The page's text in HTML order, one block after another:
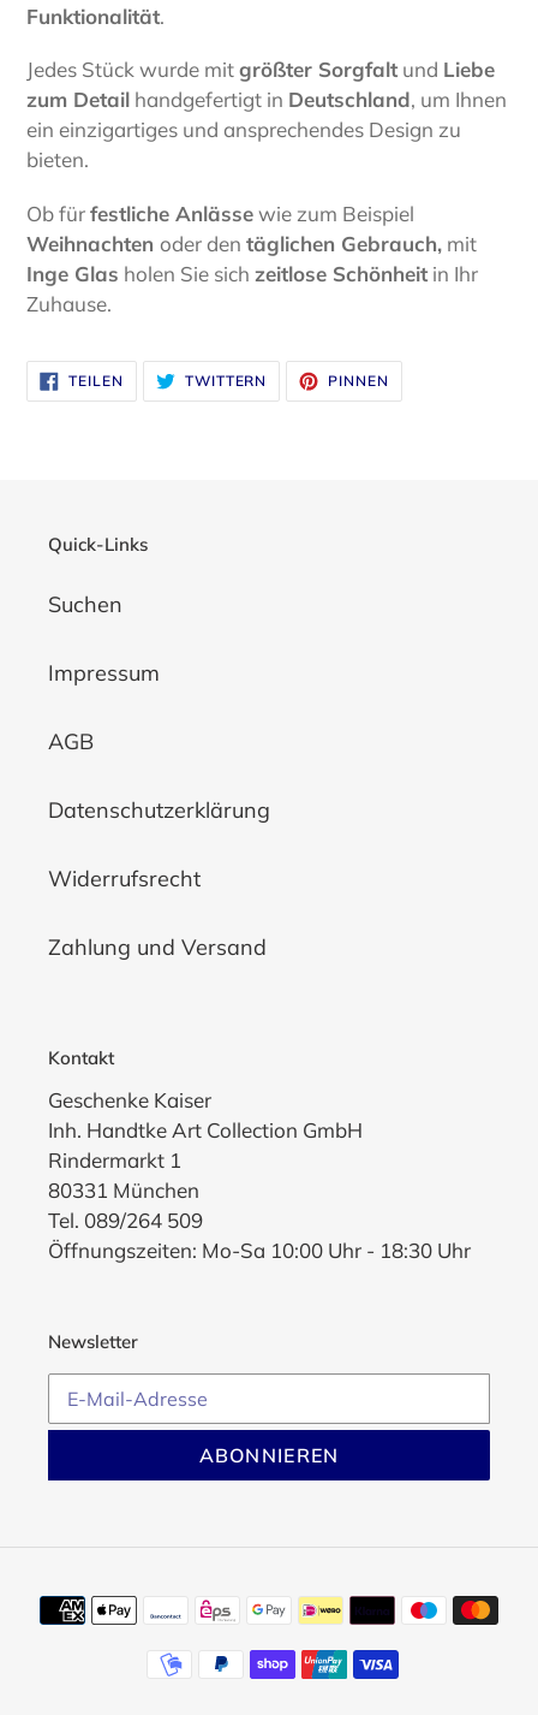
Funktionalität.
Jedes Stück wurde mitgrößter Sorgfalt und Liebe
zum Detail handgefertigt in Deutschland, um Ihnen
ein einzigartiges und ansprechendes Design zu
bieten.
Ob fürfestliche Anlässewie zum Beispiel
Weihnachten oder den täglichen Gebrauch, mit
Inge Glas holen Sie sich zeitlose Schönheit in Ihr
Zuhause.
TEILEN
FACEBOOK
TEILEN
TWITTERN AUF
TWITTER
TWITTERN
PINNEN
PINNEN
Quick-Links
Suchen
Impressum
AGB
Datenschutzerklärung
Widerrufsrecht
Zahlung und Versand
Kontakt
Geschenke Kaiser
Inh. Handtke Art Collection GmbH
Rindermarkt 1
80331 München
Tel. 089/264 509
Öffnungszeiten: Mo-Sa 10:00 Uhr - 18:30 Uhr
Newsletter
ABONNIEREN
Zahlungsmethoden